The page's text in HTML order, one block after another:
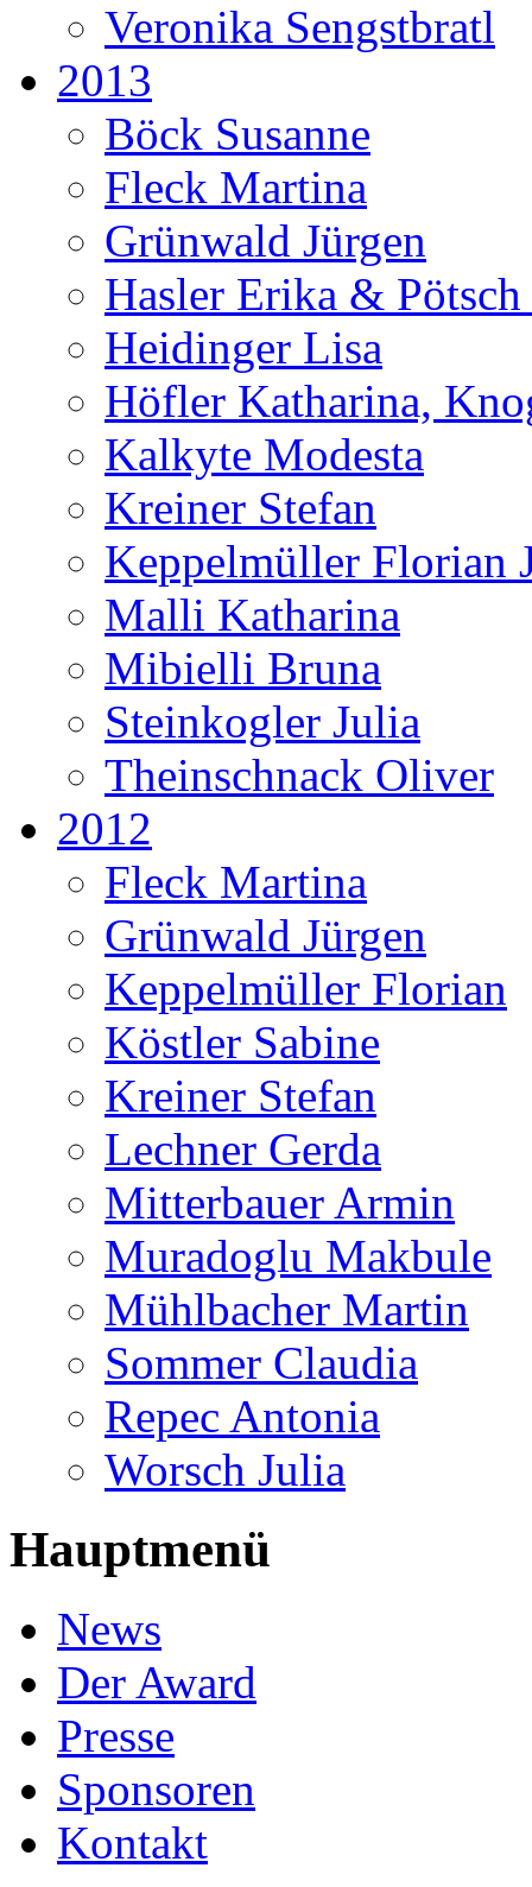
Veronika Sengstbratl
2013
Böck Susanne
Fleck Martina
Grünwald Jürgen
Hasler Erika & Pötsch
Heidinger Lisa
Höfler Katharina,
Kalkyte Modesta
Kreiner Stefan
Keppelmüller Florian
Malli Katharina
Mibielli Bruna
Steinkogler Julia
Theinschnack Oliver
2012
Fleck Martina
Grünwald Jürgen
Keppelmüller Florian
Köstler Sabine
Kreiner Stefan
Lechner Gerda
Mitterbauer Armin
Muradoglu Makbule
Mühlbacher Martin
Sommer Claudia
Repec Antonia
Worsch Julia
Hauptmenü
News
Der Award
Presse
Sponsoren
Kontakt